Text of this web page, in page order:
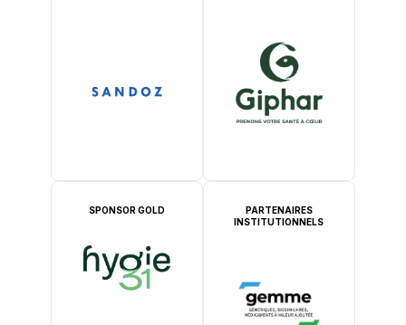
SPONSOR GOLD
PARTENAIRES
INSTITUTIONNELS